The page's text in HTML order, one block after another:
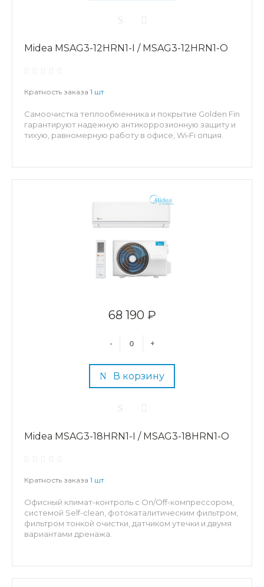
Midea MSAG3-12HRN1-I / MSAG3-12HRN1-O
Кратность заказа 1 шт
Самоочистка теплообменника и покрытие Golden Fin
гарантируют надежную антикоррозионную защиту и
тихую, равномерную работу в офисе, Wi‑Fi опция.
68 190 ₽
- +
В корзину
Midea MSAG3-18HRN1-I / MSAG3-18HRN1-O
Кратность заказа 1 шт
Офисный климат-контроль с On/Off-компрессором,
системой Self-clean, фотокаталитическим фильтром,
фильтром тонкой очистки, датчиком утечки и двумя
вариантами дренажа.